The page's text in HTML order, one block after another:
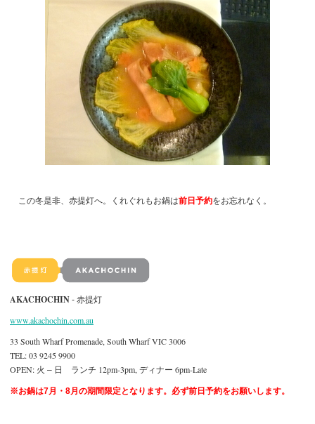
この冬是非、赤提灯へ。くれぐれもお鍋は前日予約をお忘れなく。
AKACHOCHIN ‐ 赤提灯
www.akachochin.com.au
33 South Wharf Promenade, South Wharf VIC 3006
TEL: 03 9245 9900
OPEN: 火 – 日 ランチ 12pm-3pm, ディナー 6pm-Late
※お鍋は7月・8月の期間限定となります。必ず前日予約をお願いします。